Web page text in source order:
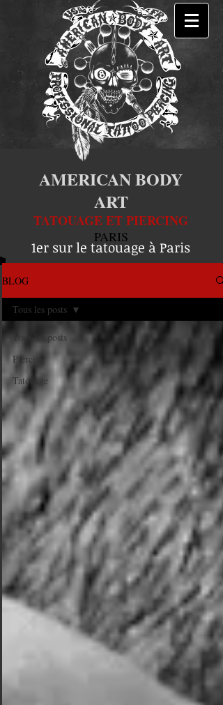
AMERICAN BODY
ART
TATOUAGE ET PIERCING
PARIS
1er sur le tatouage à Paris
BLOG
Tous les posts
Piercing
Tatouage
Tous les posts